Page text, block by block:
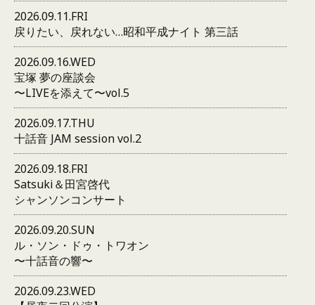
2026.09.11.FRI
戻りたい、戻れない…昭和平成ナイト 第三話
2026.09.16.WED
宝塚 夢の座談会
〜LIVEを添えて〜vol.5
2026.09.17.THU
十話音 JAM session vol.2
2026.09.18.FRI
Satsuki＆田宮啓代
シャンソンコンサート
2026.09.20.SUN
ル・ソン・ドゥ・トワオン
〜十話音の響〜
2026.09.23.WED